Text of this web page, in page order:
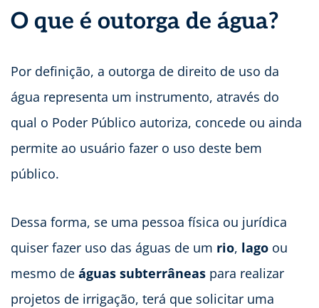
O que é outorga de água?
Por definição, a outorga de direito de uso da
água representa um instrumento, através do
qual o Poder Público autoriza, concede ou ainda
permite ao usuário fazer o uso deste bem
público.
Dessa forma, se uma pessoa física ou jurídica
quiser fazer uso das águas de um rio, lago ou
mesmo de águas subterrâneas para realizar
projetos de irrigação, terá que solicitar uma